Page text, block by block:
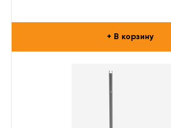
+ В корзину